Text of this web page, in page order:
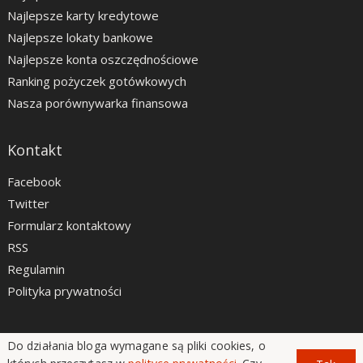
Najlepsze karty kredytowe
Najlepsze lokaty bankowe
Najlepsze konta oszczędnościowe
Ranking pożyczek gotówkowych
Nasza porównywarka finansowa
Kontakt
Facebook
Twitter
Formularz kontaktowy
RSS
Regulamin
Polityka prywatności
LiveSmarter.pl © 2012 - 2026
Do działania bloga wymagane są pliki cookies, o